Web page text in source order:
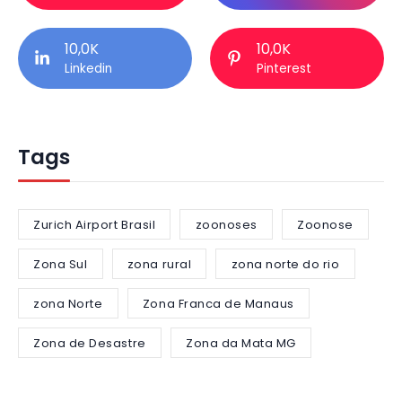
10,0K
Linkedin
10,0K
Pinterest
Tags
Zurich Airport Brasil zoonoses Zoonose
Zona Sul zona rural zona norte do rio
zona Norte Zona Franca de Manaus
Zona de Desastre Zona da Mata MG